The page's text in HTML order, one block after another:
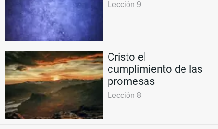
Lección 9
Cristo el
cumplimiento de las
promesas
Lección 8